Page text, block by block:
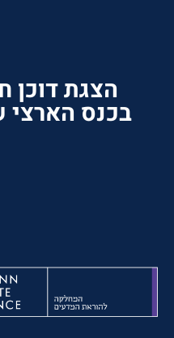
הצגת דוכן
בכנס הארצי